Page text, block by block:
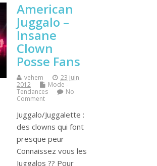
American
Juggalo –
Insane
Clown
Posse Fans
vehem
23 juin
2012
Mode -
Tendances
No
Comment
Juggalo/Juggalette :
des clowns qui font
presque peur
Connaissez vous les
Juggalos ?? Pour